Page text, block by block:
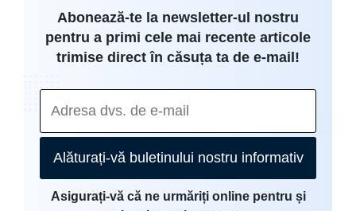
Abonează-te la newsletter-ul nostru
pentru a primi cele mai recente articole
trimise direct în căsuța ta de e-mail!
Alăturați-vă buletinului nostru informativ
Asigurați-vă că ne urmăriți online pentru și